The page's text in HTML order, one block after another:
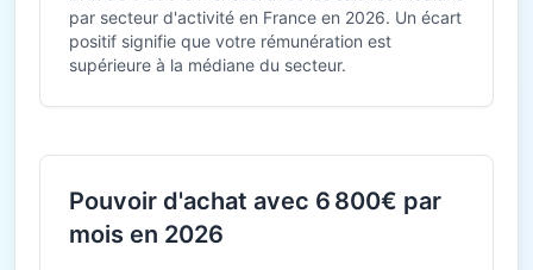
par secteur d'activité en France en 2026. Un écart
positif signifie que votre rémunération est
supérieure à la médiane du secteur.
Pouvoir d'achat avec 6 800€ par
mois en 2026